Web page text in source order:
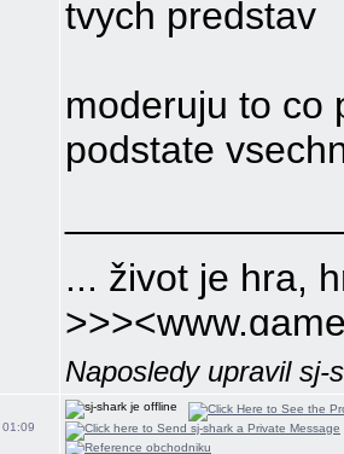
tvych predstav
moderuju to co
podstate
... život je hra,
nejlepsi a
Naposledy upravil sj-
01:09